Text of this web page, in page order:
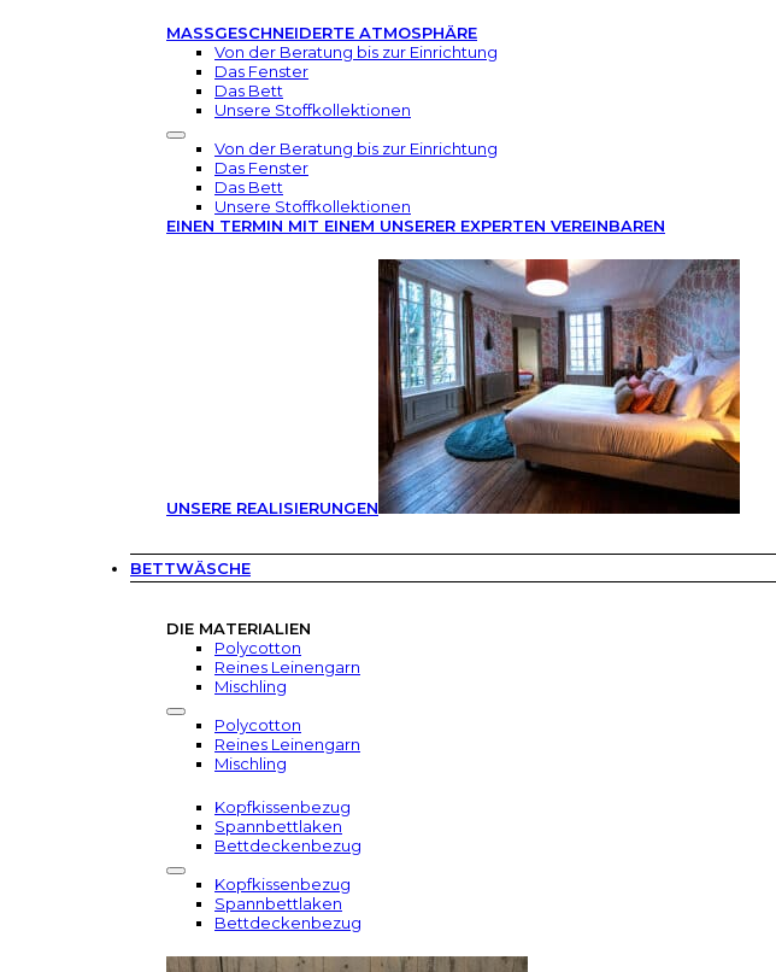
MASSGESCHNEIDERTE ATMOSPHÄRE
Von der Beratung bis zur Einrichtung
Das Fenster
Das Bett
Unsere Stoffkollektionen
Von der Beratung bis zur Einrichtung
Das Fenster
Das Bett
Unsere Stoffkollektionen
EINEN TERMIN MIT EINEM UNSERER EXPERTEN VEREINBAREN
UNSERE REALISIERUNGEN
BETTWÄSCHE
DIE MATERIALIEN
Polycotton
Reines Leinengarn
Mischling
Polycotton
Reines Leinengarn
Mischling
Kopfkissenbezug
Spannbettlaken
Bettdeckenbezug
Kopfkissenbezug
Spannbettlaken
Bettdeckenbezug